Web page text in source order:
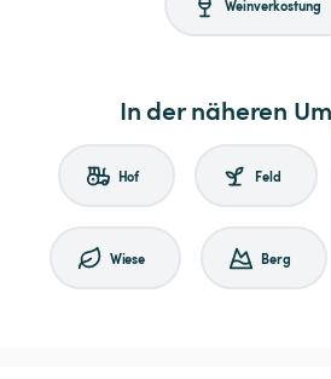
Weinverkostung
In der näheren
Hof Feld
Wiese Berg